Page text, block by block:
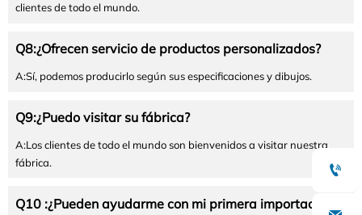
clientes de todo el mundo.
Q8:¿Ofrecen servicio de productos personalizados?
A:Sí, podemos producirlo según sus especificaciones y dibujos.
Q9:¿Puedo visitar su fábrica?
A:Los clientes de todo el mundo son bienvenidos a visitar nuestra
fábrica.
Q10 :¿Pueden ayudarme con mi primera importación
